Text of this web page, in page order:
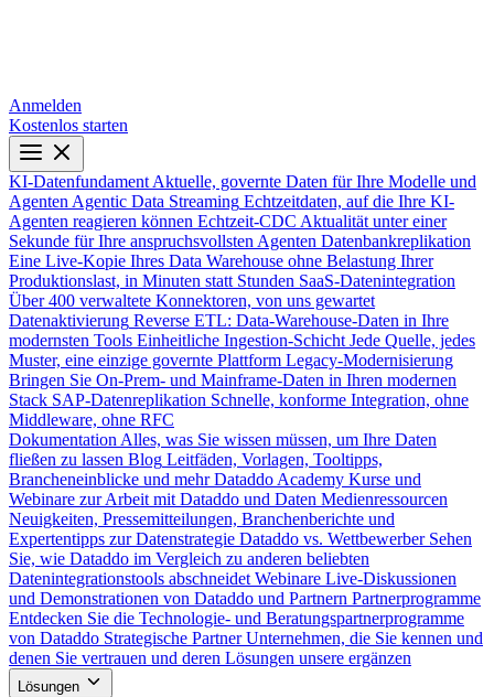
Anmelden
Kostenlos starten
KI-Datenfundament Aktuelle, governte Daten für Ihre Modelle und
Agenten Agentic Data Streaming Echtzeitdaten, auf die Ihre KI-
Agenten reagieren können Echtzeit-CDC Aktualität unter einer
Sekunde für Ihre anspruchsvollsten Agenten Datenbankreplikation
Eine Live-Kopie Ihres Data Warehouse ohne Belastung Ihrer
Produktionslast, in Minuten statt Stunden SaaS-Datenintegration
Über 400 verwaltete Konnektoren, von uns gewartet
Datenaktivierung Reverse ETL: Data-Warehouse-Daten in Ihre
modernsten Tools Einheitliche Ingestion-Schicht Jede Quelle, jedes
Muster, eine einzige governte Plattform Legacy-Modernisierung
Bringen Sie On-Prem- und Mainframe-Daten in Ihren modernen
Stack SAP-Datenreplikation Schnelle, konforme Integration, ohne
Middleware, ohne RFC
Dokumentation Alles, was Sie wissen müssen, um Ihre Daten
fließen zu lassen Blog Leitfäden, Vorlagen, Tooltipps,
Brancheneinblicke und mehr Dataddo Academy Kurse und
Webinare zur Arbeit mit Dataddo und Daten Medienressourcen
Neuigkeiten, Pressemitteilungen, Branchenberichte und
Expertentipps zur Datenstrategie Dataddo vs. Wettbewerber Sehen
Sie, wie Dataddo im Vergleich zu anderen beliebten
Datenintegrationstools abschneidet Webinare Live-Diskussionen
und Demonstrationen von Dataddo und Partnern Partnerprogramme
Entdecken Sie die Technologie- und Beratungspartnerprogramme
von Dataddo Strategische Partner Unternehmen, die Sie kennen und
denen Sie vertrauen und deren Lösungen unsere ergänzen
Lösungen